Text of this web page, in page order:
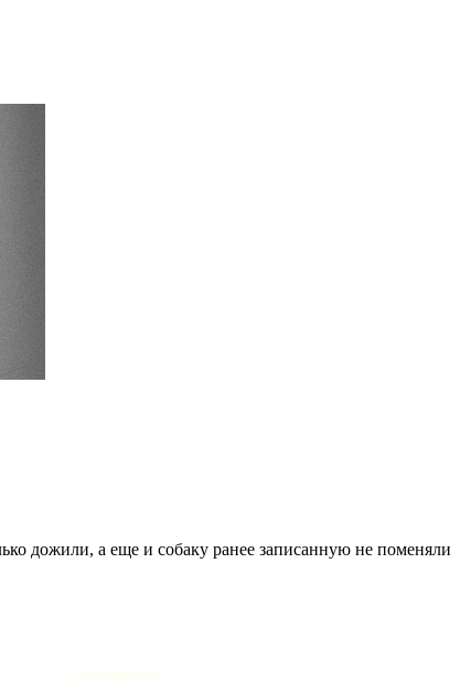
дожили, а еще и собаку ранее записанную не поменяли